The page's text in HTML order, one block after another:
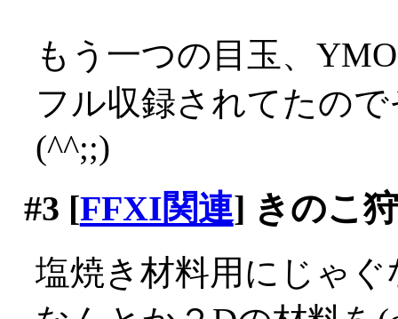
もう一つの目玉、
フル収録されてたの
(^^;;)
#3 [FFXI関連] きのこ
塩焼き材料用にじゃ